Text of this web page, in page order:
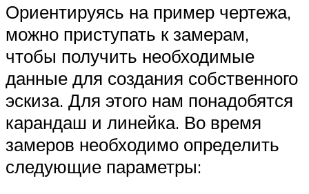
Ориентируясь на пример чертежа,
можно приступать к замерам,
чтобы получить необходимые
данные для создания собственного
эскиза. Для этого нам понадобятся
карандаш и линейка. Во время
замеров необходимо определить
следующие параметры: